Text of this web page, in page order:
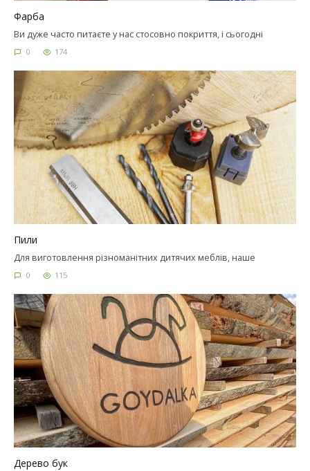
Фарба
Ви дуже часто питаєте у нас стосовно покриття, і сьогодні
0 174
Пили
Для виготовлення різноманітних дитячих меблів, наше
0 115
Дерево бук